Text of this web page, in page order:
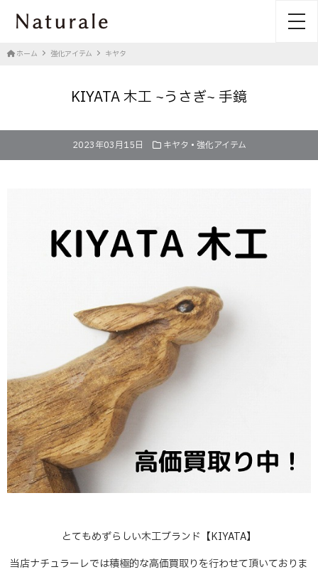
ホーム 強化アイテム キヤタ
KIYATA 木工 ~うさぎ~ 手鏡
2023年03月15日 キヤタ • 強化アイテム
とてもめずらしい木工ブランド【KIYATA】
当店ナチュラーレでは積極的な高価買取りを行わせて頂いておりま